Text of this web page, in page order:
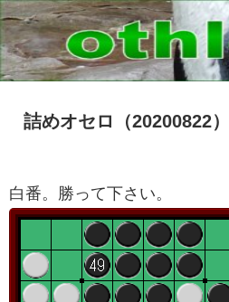
詰めオセロ（20200822）
白番。勝って下さい。